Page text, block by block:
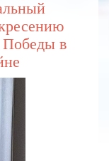
Победы в